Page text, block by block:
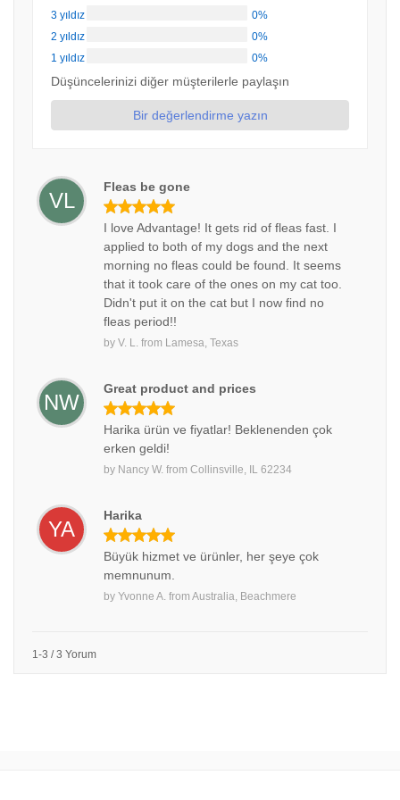
3 yıldız
0%
2 yıldız
0%
1 yıldız
0%
Düşüncelerinizi diğer müşterilerle paylaşın
Bir değerlendirme yazın
VL
Fleas be gone
I love Advantage! It gets rid of fleas fast. I
applied to both of my dogs and the next
morning no fleas could be found. It seems
that it took care of the ones on my cat too.
Didn't put it on the cat but I now find no
fleas period!!
by V. L. from Lamesa, Texas
NW
Great product and prices
Harika ürün ve fiyatlar! Beklenenden çok
erken geldi!
by Nancy W. from Collinsville, IL 62234
YA
Harika
Büyük hizmet ve ürünler, her şeye çok
memnunum.
by Yvonne A. from Australia, Beachmere
1-3 / 3 Yorum